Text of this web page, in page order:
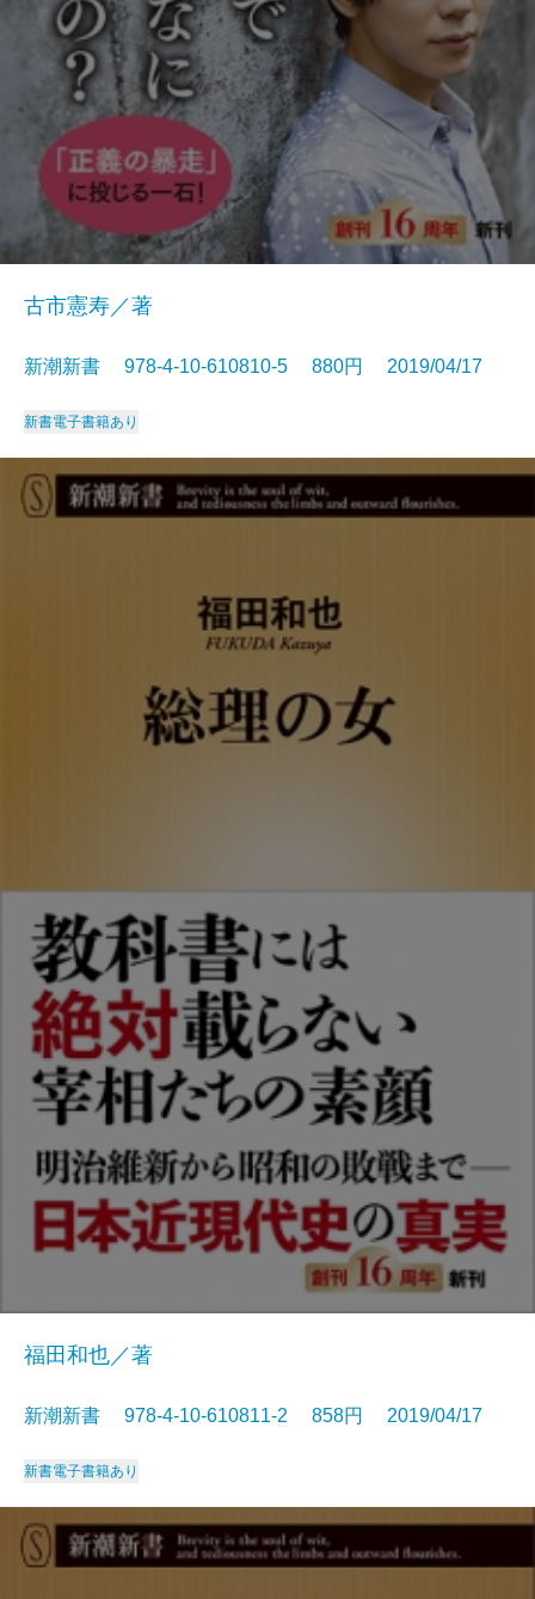
古市憲寿／著
新潮新書 978-4-10-610810-5 880円 2019/04/17
新書電子書籍あり
福田和也／著
新潮新書 978-4-10-610811-2 858円 2019/04/17
新書電子書籍あり